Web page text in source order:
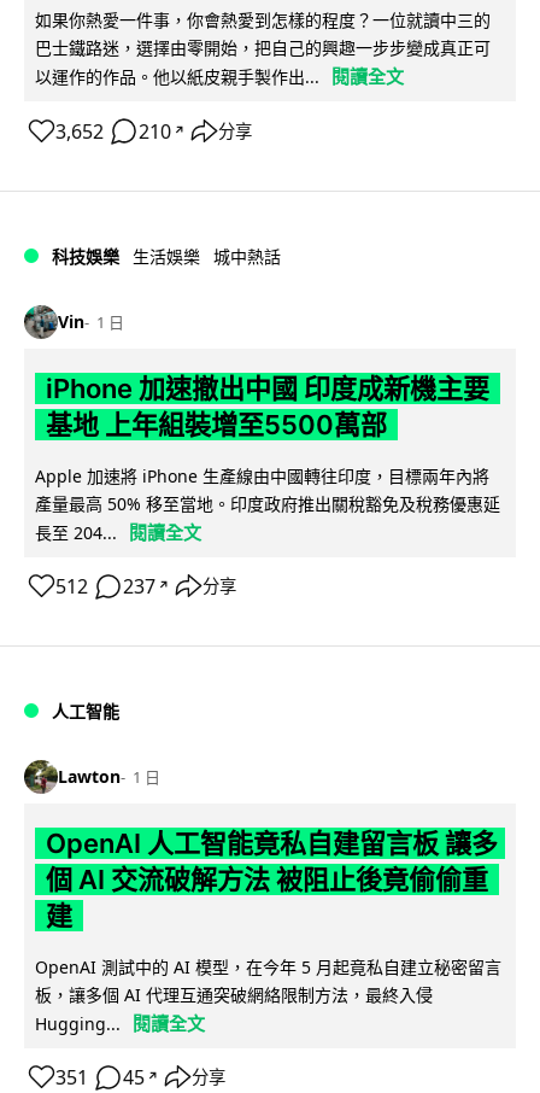
如果你熱愛一件事，你會熱愛到怎樣的程度？一位就讀中三的
巴士鐵路迷，選擇由零開始，把自己的興趣一步步變成真正可
以運作的作品。他以紙皮親手製作出...
閱讀全文
3,652 210 ↗ 分享
科技娛樂 生活娛樂 城中熱話
Vin 1 日
iPhone 加速撤出中國 印度成新機主要
基地 上年組裝增至5500萬部
Apple 加速將 iPhone 生產線由中國轉往印度，目標兩年內將
產量最高 50% 移至當地。印度政府推出關稅豁免及稅務優惠延
長至 204...
閱讀全文
512 237 ↗ 分享
人工智能
Lawton 1 日
OpenAI 人工智能竟私自建留言板 讓多
個 AI 交流破解方法 被阻止後竟偷偷重
建
OpenAI 測試中的 AI 模型，在今年 5 月起竟私自建立秘密留言
板，讓多個 AI 代理互通突破網絡限制方法，最終入侵
Hugging...
閱讀全文
351 45 ↗ 分享